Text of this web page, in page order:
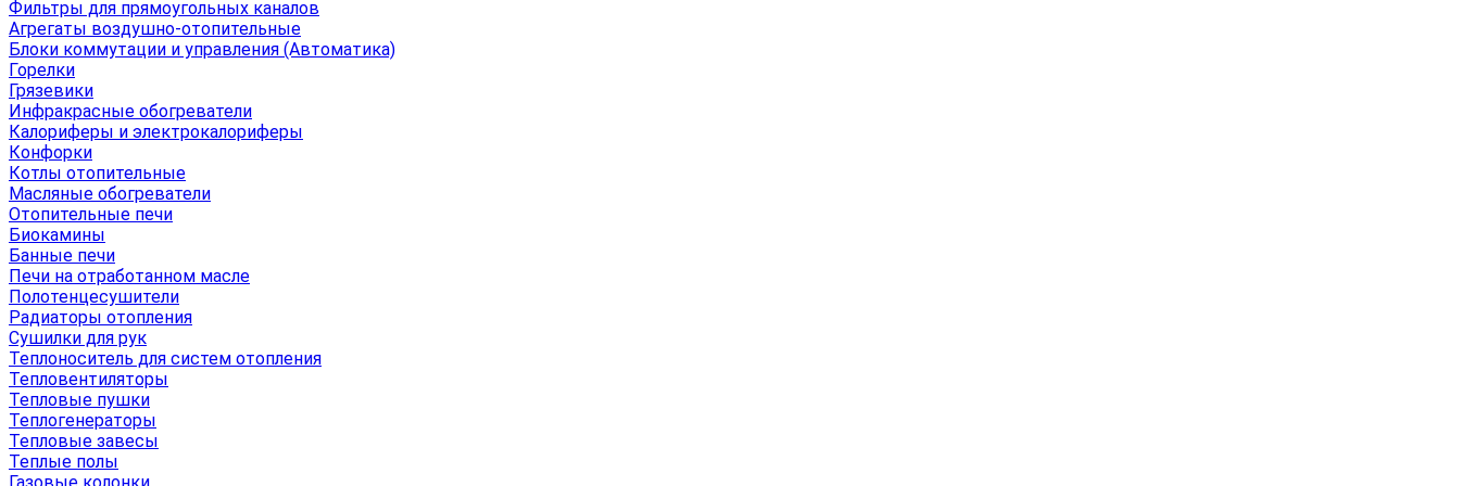
Фильтры для прямоугольных каналов
Агрегаты воздушно-отопительные
Блоки коммутации и управления (Автоматика)
Горелки
Грязевики
Инфракрасные обогреватели
Калориферы и электрокалориферы
Конфорки
Котлы отопительные
Масляные обогреватели
Отопительные печи
Биокамины
Банные печи
Печи на отработанном масле
Полотенцесушители
Радиаторы отопления
Сушилки для рук
Теплоноситель для систем отопления
Тепловентиляторы
Тепловые пушки
Теплогенераторы
Тепловые завесы
Теплые полы